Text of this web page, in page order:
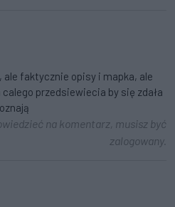
ale faktycznie opisy i mapka, ale
przedsiewiecia by się zdała
na komentarz, musisz być
zalogowany.